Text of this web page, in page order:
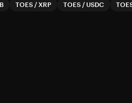
TOES / XRP TOES / USDC